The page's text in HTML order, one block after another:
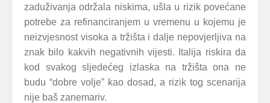
zaduživanja održala niskima, ušla u rizik povećane
potrebe za refinanciranjem u vremenu u kojemu je
neizvjesnost visoka a tržišta i dalje nepovjerljiva na
znak bilo kakvih negativnih vijesti. Italija riskira da
kod svakog sljedećeg izlaska na tržišta ona ne
budu “dobre volje” kao dosad, a rizik tog scenarija
nije baš zanemariv.